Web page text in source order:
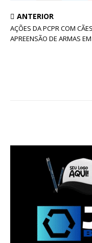
ANTERIOR
AÇÕES DA PCPR COM
APREENSÃO DE ARMAS